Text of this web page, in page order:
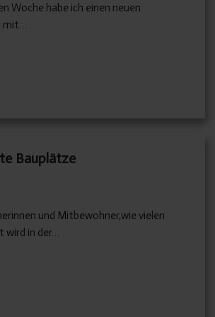
Woche habe ich einen neuen
Bauplätze
und Mitbewohner,wie vielen
wird in der…